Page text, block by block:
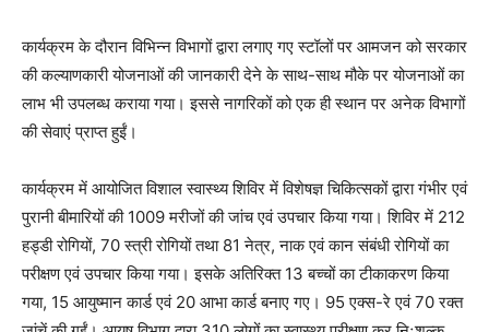
कार्यक्रम के दौरान विभिन्न विभागों द्वारा लगाए गए स्टॉलों पर आमजन को सरकार
की कल्याणकारी योजनाओं की जानकारी देने के साथ-साथ मौके पर योजनाओं का
लाभ भी उपलब्ध कराया गया। इससे नागरिकों को एक ही स्थान पर अनेक विभागों
की सेवाएं प्राप्त हुईं।
कार्यक्रम में आयोजित विशाल स्वास्थ्य शिविर में विशेषज्ञ चिकित्सकों द्वारा गंभीर एवं
पुरानी बीमारियों की 1009 मरीजों की जांच एवं उपचार किया गया। शिविर में 212
हड्डी रोगियों, 70 स्त्री रोगियों तथा 81 नेत्र, नाक एवं कान संबंधी रोगियों का
परीक्षण एवं उपचार किया गया। इसके अतिरिक्त 13 बच्चों का टीकाकरण किया
गया, 15 आयुष्मान कार्ड एवं 20 आभा कार्ड बनाए गए। 95 एक्स-रे एवं 70 रक्त